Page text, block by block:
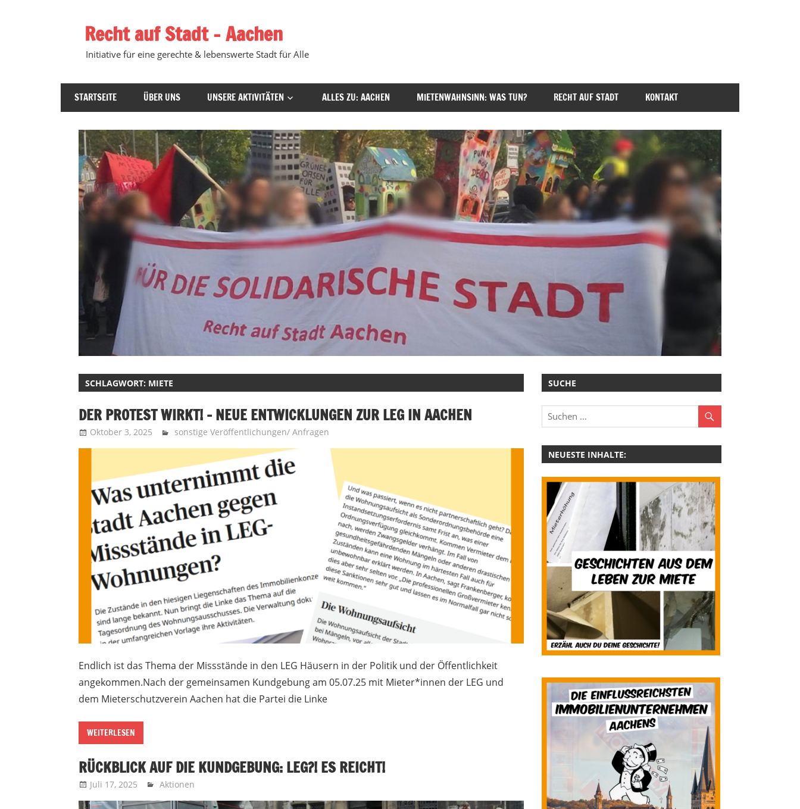
springenRecht auf Stadt – Aachen
Initiative für eine gerechte & lebenswerte Stadt für Alle
STARTSEITE ÜBER UNS UNSERE AKTIVITÄTEN ALLES ZU: AACHEN MIETENWAHNSINN: WAS TUN? RECHT AUF STADT KONTAKT
SCHLAGWORT: MIETE
DER PROTEST WIRKT! – NEUE ENTWICKLUNGEN ZUR LEG IN AACHEN
Oktober 3, 2025 Recht auf Stadt Aachen
sonstige Veröffentlichungen/ Anfragen
Endlich ist das Thema der Missstände in den LEG Häusern in der Politik und der Öffentlichkeit
angekommen.Nach der gemeinsamen Kundgebung am 05.07.25 mit Mieter*innen der LEG und
dem Mieterschutzverein Aachen hat die Partei die Linke
WEITERLESEN
RÜCKBLICK AUF DIE KUNDGEBUNG: LEG?! ES REICHT!
Juli 17, 2025 Recht auf Stadt Aachen
Aktionen
SUCHE
NEUESTE INHALTE: